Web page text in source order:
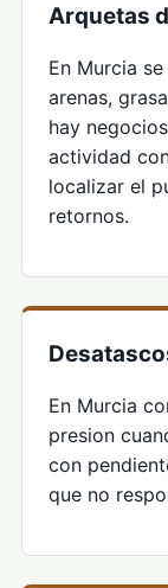
Arquetas
En Murcia
arenas,
hay
actividad
localizar el
retornos.
En Murcia
presion
con
que no